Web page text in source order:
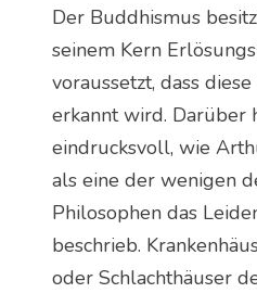
Der Buddhismus
seinem Kern
voraussetzt, dass
erkannt wird. Darüber
eindrucksvoll, wie
als eine der wenigen
Philosophen das
beschrieb.
oder Schlachthäuser